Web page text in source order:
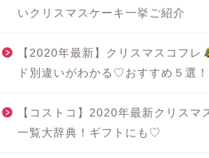
いクリスマスケーキ一挙ご紹介
【2020年最新】クリスマスコフレ
ド別違いがわかる♡おすすめ５選！
【コストコ】2020年最新クリスマ
一覧大辞典！ギフトにも♡